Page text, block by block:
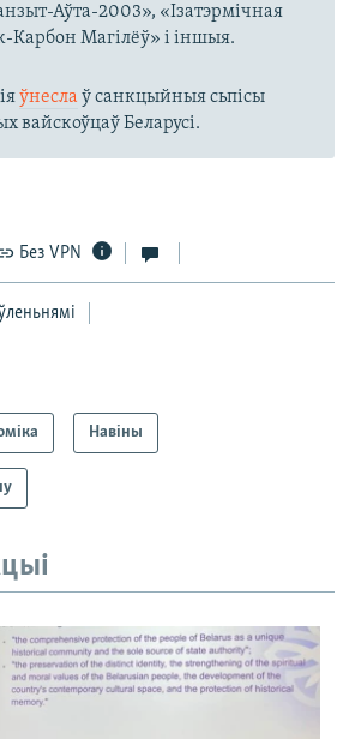
Аўта-2003», «Ізатэрмічная
Карбон Магілёў» і іншыя.
ўнесла ў санкцыйныя сьпісы
вайскоўцаў Беларусі.
Без VPN
Навіны